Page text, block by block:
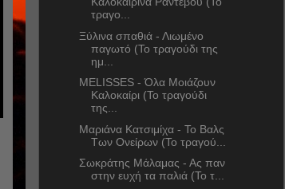
τραγο...
Ξύλινα σπαθιά - Λιωμένο
παγωτό (Το τραγούδι της
ημ...
MELISSES - Όλα Μοιάζουν
Καλοκαίρι (Το τραγούδι
της...
Μαριάνα Κατσιμίχα - Το Βαλς
Των Ονείρων (Το τραγού...
Σωκράτης Μάλαμας - Ας παν
στην ευχή τα παλιά (Το τ...